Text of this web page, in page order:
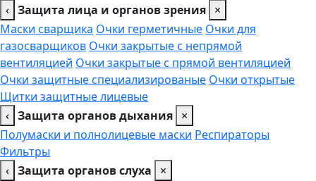
‹ Защита лица и органов зрения ×
Маски сварщика Очки герметичные Очки для
газосварщиков Очки закрытые с непрямой
вентиляцией Очки закрытые с прямой вентиляцией
Очки защитные специализированые Очки открытые
Щитки защитные лицевые
‹ Защита органов дыхания ×
Полумаски и полнолицевые маски Респираторы
Фильтры
‹ Защита органов слуха
×